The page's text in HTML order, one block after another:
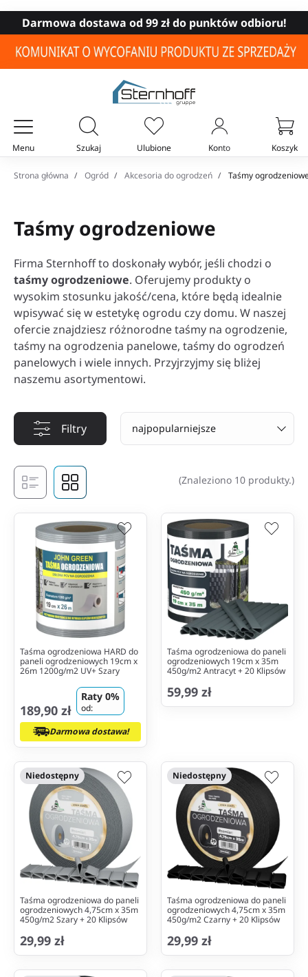
Darmowa dostawa od 99 zł do punktów odbioru!
Menu Szukaj Ulubione Konto Koszyk
Twój koszyk
Strona główna Ogród Akcesoria do ogrodzeń Taśmy
Taśmy ogrodzeniowe
Firma Sternhoff to doskonały wybór, jeśli chodzi o
taśmy ogrodzeniowe. Oferujemy produkty o
wysokim stosunku jakość/cena, które będą idealnie
wpisywać się w estetykę ogrodu czy domu. W naszej
ofercie znajdziesz różnorodne taśmy na ogrodzenie,
taśmy na ogrodzenia panelowe, taśmy do ogrodzeń
panelowych i wiele innych. Przyjrzyjmy się bliżej
naszemu asortymentowi.
Filtry najpopularniejsze
(Znaleziono 10 produkty.)
Taśma ogrodzeniowa HARD do
paneli ogrodzeniowych 19cm x
26m 1200g/m2 UV+ Szary
189,90 zł
Raty 0%
od:
Darmowa dostawa!
Taśma ogrodzeniowa do paneli
ogrodzeniowych 19cm x 35m
450g/m2 Antracyt + 20 Klipsów
59,99 zł
Niedostępny
Taśma ogrodzeniowa do paneli
ogrodzeniowych 4,75cm x 35m
450g/m2 Szary + 20 Klipsów
29,99 zł
Niedostępny
Taśma ogrodzeniowa do paneli
ogrodzeniowych 4,75cm x 35m
450g/m2 Czarny + 20 Klipsów
29,99 zł